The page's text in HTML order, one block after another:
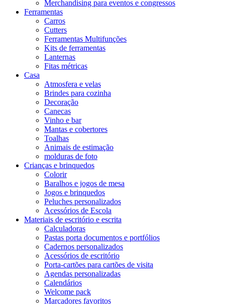
Merchandising para eventos e congressos
Ferramentas
Carros
Cutters
Ferramentas Multifunções
Kits de ferramentas
Lanternas
Fitas métricas
Casa
Atmosfera e velas
Brindes para cozinha
Decoração
Canecas
Vinho e bar
Mantas e cobertores
Toalhas
Animais de estimação
molduras de foto
Crianças e brinquedos
Colorir
Baralhos e jogos de mesa
Jogos e brinquedos
Peluches personalizados
Acessórios de Escola
Materiais de escritório e escrita
Calculadoras
Pastas porta documentos e portfólios
Cadernos personalizados
Acessórios de escritório
Porta-cartões para cartões de visita
Agendas personalizadas
Calendários
Welcome pack
Marcadores favoritos